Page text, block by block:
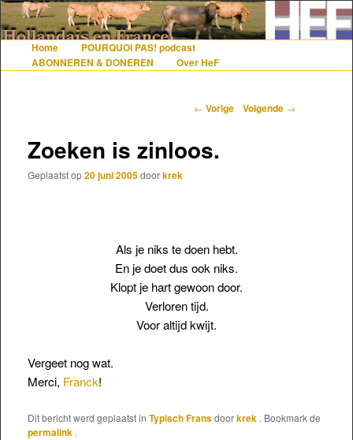
De gezelligste website voor Nederlanders die iets met Frankrijk hebben
HoofdmenuSpring naar de primaire inhoud
Spring naar de secundaire inhoud
Home
POURQUOI PAS! podcast
ABONNEREN & DONEREN
Over HeF
Berichtnavigatie
← Vorige Volgende →
Zoeken is zinloos.
Geplaatst op20 juni 2005doorkrek
Als je niks te doen hebt.
En je doet dus ook niks.
Klopt je hart gewoon door.
Verloren tijd.
Voor altijd kwijt.
Vergeet nog wat.
Merci, Franck!
Dit bericht werd geplaatst in Typisch Fransdoorkrek . Bookmark de
permalink .